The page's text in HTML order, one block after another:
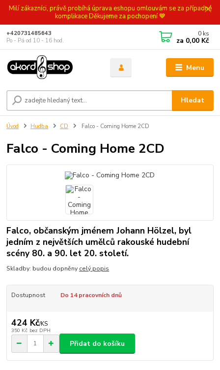
Milí zákazníci, právě probíhá úprava eshopu omlouvám se za případné
komplikace Děkujeme za pochopení 💙
Menu
Hledat
+420731485643
Po - Pá od 10 - 16 hod.
0 ks
za 0,00 Kč
Úvod Hudba CD Falco - Coming Home 2CD
Falco - Coming Home 2CD
Falco, občanským jménem Johann Hölzel, byl
jedním z největších umělců rakouské hudební
scény 80. a 90. let 20. století.
Skladby: budou dopněny celý popis
Dostupnost Do 14 pracovních dnů
424 Kč/KS
350 Kč bez DPH
Přidat do košíku